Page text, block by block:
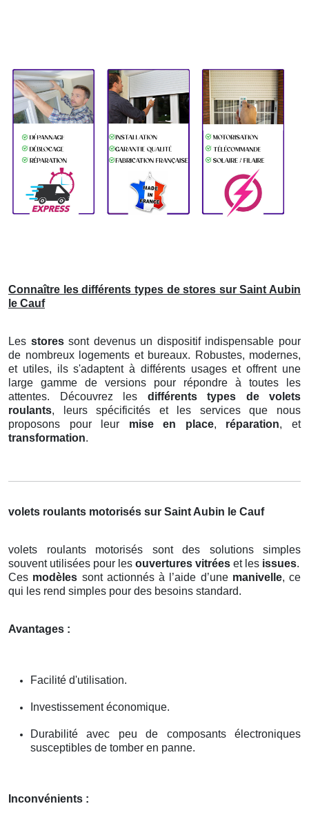
Connaître les différents types de stores sur Saint Aubin
le Cauf
Les storessont devenus un dispositif indispensable pour
de nombreux logements et bureaux. Robustes, modernes,
et utiles, ils s'adaptent à différents usages et offrent une
large gamme de versions pour répondre à toutes les
attentes. Découvrez les différents types de volets
roulants, leurs spécificités et les services que nous
proposons pour leur mise en place, réparation, et
transformation.
volets roulants motorisés sur Saint Aubin le Cauf
volets roulants motorisés sont des solutions simples
souvent utilisées pour les ouvertures vitrées et les issues.
Ces modèles sont actionnés à l’aide d’une manivelle, ce
qui les rend simples pour des besoins standard.
Avantages :
Facilité d'utilisation.
Investissement économique.
Durabilité avec peu de composants électroniques
susceptibles de tomber en panne.
Inconvénients :